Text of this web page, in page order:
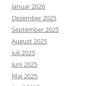
Januar 2026
Dezember 2025
September 2025
August 2025
Juli 2025
Juni 2025
Mai 2025